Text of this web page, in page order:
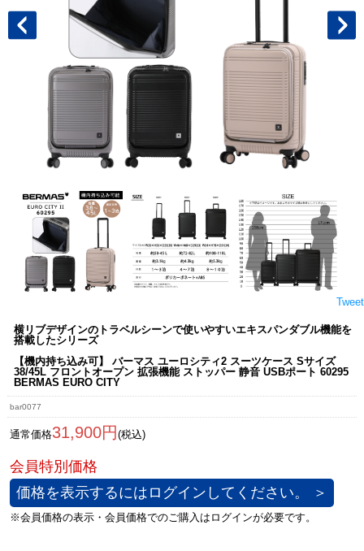
Tweet
横リブデザインのトラベルシーンで使いやすいエキスパンダブル機能を
搭載したシリーズ
【機内持ち込み可】 バーマス ユーロシティ2 スーツケース Sサイズ
38/45L フロントオープン 拡張機能 ストッパー 静音 USBポート 60295
BERMAS EURO CITY
bar0077
通常価格31,900円 (税込)
価格を表示するにはログインしてください。 ＞